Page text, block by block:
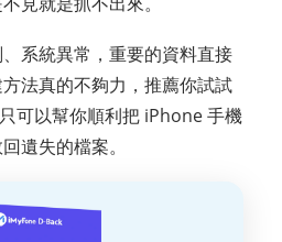
系統異常，重要的資料直接
法真的不夠力，推薦你試試
只可以幫你順利把 iPhone 手機
遺失的檔案。